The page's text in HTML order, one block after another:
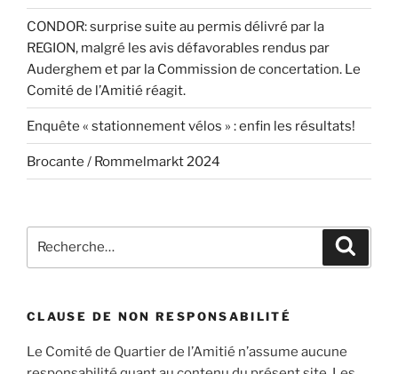
CONDOR: surprise suite au permis délivré par la
REGION, malgré les avis défavorables rendus par
Auderghem et par la Commission de concertation. Le
Comité de l’Amitié réagit.
Enquête « stationnement vélos » : enfin les résultats!
Brocante / Rommelmarkt 2024
pour
CLAUSE DE NON RESPONSABILITÉ
Le Comité de Quartier de l’Amitié n’assume aucune